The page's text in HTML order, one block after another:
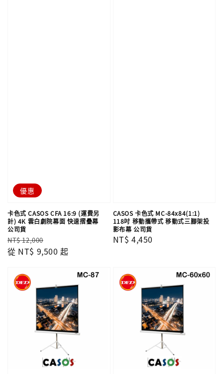
優惠
卡色式 CASOS CFA 16:9 (運費另
計) 4K 雲白劇院幕面 快速摺疊幕
公司貨
Regular
price
NT$ 12,000
price
從 NT$ 9,500 起
CASOS 卡色式 MC-84x84(1:1)
118吋 移動攜帶式 移動式三腳架投
影布幕 公司貨
Regular
NT$ 4,450